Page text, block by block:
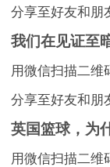
分享至好友和朋
我们在见证至
用微信扫描二维
分享至好友和朋
英国篮球，为
用微信扫描二维